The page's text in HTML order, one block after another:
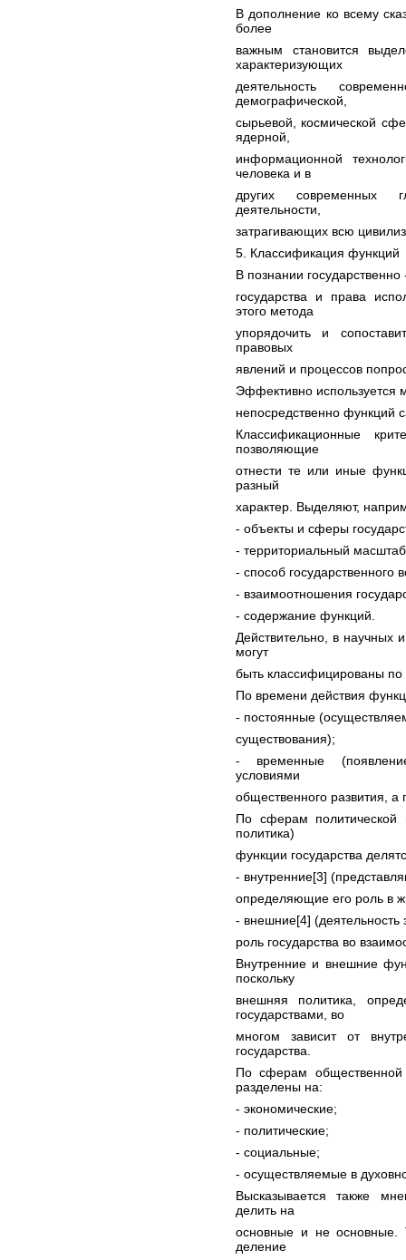
В дополнение ко всему
более
важным становится
характеризующих
деятельность
демографической,
сырьевой, космической
ядерной,
информационной
человека и в
других современных
деятельности,
затрагивающих всю
5. Классификация функций
В познании
государства и права
этого метода
упорядочить и
правовых
явлений и процессов
Эффективно используется
непосредственно функций
Классификационные
позволяющие
отнести те или иные
разный
характер. Выделяют,
- объекты и сферы
- территориальный
- способ
- взаимоотношения
- содержание функций.
Действительно, в научных
могут
быть классифицированы
По времени действия
- постоянные
существования);
- временные
условиями
общественного развития,
По сферам политической
политика)
функции государства
- внутренние[3]
определяющие его роль в
- внешние[4] (деятельность
роль государства во
Внутренние и внешние
поскольку
внешняя политика,
государствами, во
многом зависит от
государства.
По сферам общественной
разделены на:
- экономические;
- политические;
- социальные;
- осуществляемые в
Высказывается также
делить на
основные и не основные.
деление